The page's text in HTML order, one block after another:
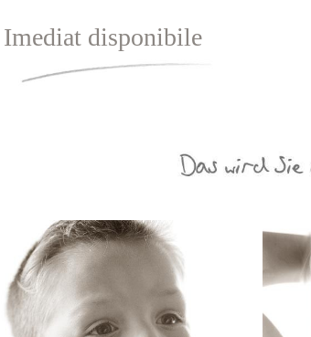
Imediat disponibile